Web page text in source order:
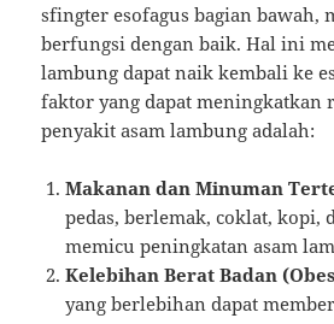
sfingter esofagus bagian bawah,
berfungsi dengan baik. Hal ini
lambung dapat naik kembali ke
faktor yang dapat meningkatkan
penyakit asam lambung adalah:
Makanan dan Minuman
pedas, berlemak, coklat, kopi,
memicu peningkatan asam
Kelebihan Berat Badan
yang berlebihan dapat